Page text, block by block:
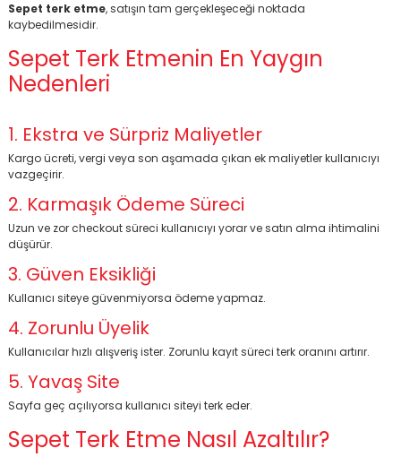
BİNT AJANS
Sepet terk etme, satışın tam gerçekleşeceği noktada
kaybedilmesidir.
Sepet Terk Etmenin En Yaygın
Nedenleri
1. Ekstra ve Sürpriz Maliyetler
Kargo ücreti, vergi veya son aşamada çıkan ek maliyetler kullanıcıyı
vazgeçirir.
2. Karmaşık Ödeme Süreci
Uzun ve zor checkout süreci kullanıcıyı yorar ve satın alma ihtimalini
düşürür.
3. Güven Eksikliği
Kullanıcı siteye güvenmiyorsa ödeme yapmaz.
4. Zorunlu Üyelik
Kullanıcılar hızlı alışveriş ister. Zorunlu kayıt süreci terk oranını artırır.
5. Yavaş Site
Sayfa geç açılıyorsa kullanıcı siteyi terk eder.
Sepet Terk Etme Nasıl Azaltılır?